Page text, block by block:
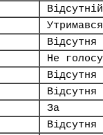
Відсутній
Утримався
Відсутня
Не
Відсутня
Відсутня
За
Відсутня